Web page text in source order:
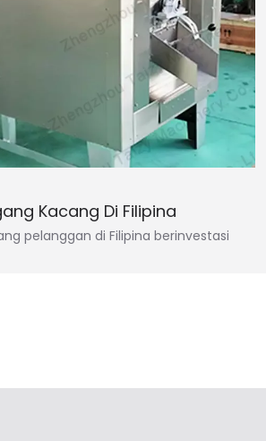
Kacang Di Filipina
pelanggan di Filipina berinvestasi